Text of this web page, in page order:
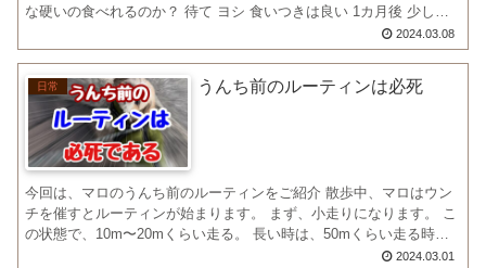
な硬いの食べれるのか？ 待て ヨシ 食いつきは良い 1カ月後 少し小
2024.03.08
日常 うんち前のルーティンは必死
今回は、マロのうんち前のルーティンをご紹介 散歩中、マロはウン
チを催すとルーティンが始まります。 まず、小走りになります。 こ
の状態で、10m〜20mくらい走る。 長い時は、50mくらい走る時も
2024.03.01